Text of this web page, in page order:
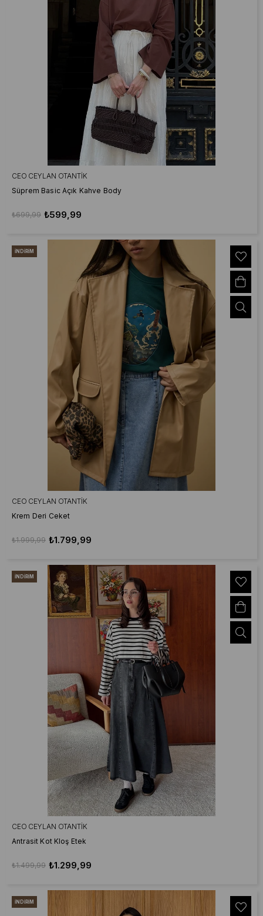
CEO CEYLAN OTANTIK
Süprem Basic Açık Kahve Body
₺599,99
₺699,99
CEO CEYLAN OTANTIK
Krem Deri Ceket
₺1.799,99
₺1.999,99
İNDIRIM
CEO CEYLAN OTANTIK
Antrasit Kot Kloş Etek
₺1.299,99
₺1.499,99
İNDIRIM
İNDIRIM